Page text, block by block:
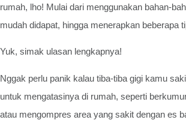
rumah, lho! Mulai dari menggunakan bahan-
mudah didapat, hingga menerapkan beberapa
Yuk, simak ulasan lengkapnya!
Nggak perlu panik kalau tiba-tiba gigi kamu
untuk mengatasinya di rumah, seperti
atau mengompres area yang sakit dengan es